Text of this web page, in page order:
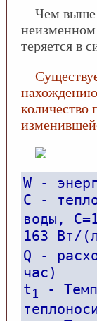
Чем выше
неизменном
теряется в
нахождению
количество
W -
С -
воды,
163 Вт/
Q -
час)
t 1
-